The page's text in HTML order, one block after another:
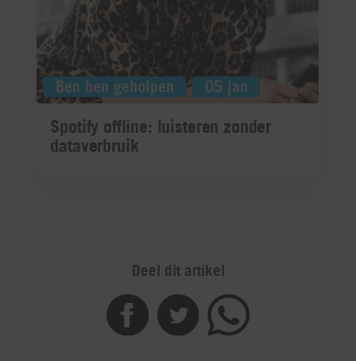
Deel dit artikel